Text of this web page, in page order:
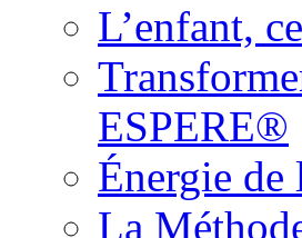
L’enfant,
ESPERE®
Énergie de
La